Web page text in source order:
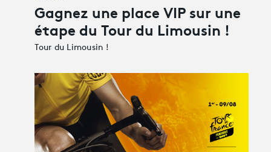
Gagnez une place VIP sur une
étape du Tour du Limousin !
Tour du Limousin !